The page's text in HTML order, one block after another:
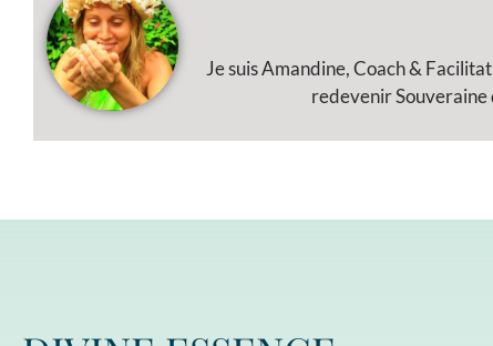
Je suis Amandine, Coach &
redevenir Souveraine